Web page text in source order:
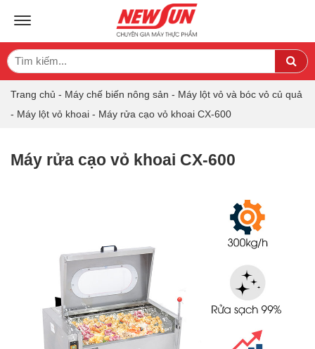
TOGGLE NAVIGATION
Search
for:
Trang chủ - Máy chế biến nông sản - Máy lột vỏ và bóc vỏ củ quả
- Máy lột vỏ khoai - Máy rửa cạo vỏ khoai CX-600
Máy rửa cạo vỏ khoai CX-600